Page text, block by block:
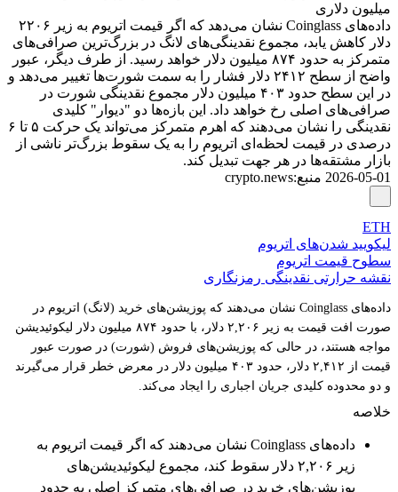
میلیون دلاری
داده‌های Coinglass نشان می‌دهد که اگر قیمت اتریوم به زیر ۲۲۰۶
دلار کاهش یابد، مجموع نقدینگی‌های لانگ در بزرگ‌ترین صرافی‌های
متمرکز به حدود ۸۷۴ میلیون دلار خواهد رسید. از طرف دیگر، عبور
واضح از سطح ۲۴۱۲ دلار فشار را به سمت شورت‌ها تغییر می‌دهد و
در این سطح حدود ۴۰۳ میلیون دلار مجموع نقدینگی شورت در
صرافی‌های اصلی رخ خواهد داد. این بازه‌ها دو "دیوار" کلیدی
نقدینگی را نشان می‌دهند که اهرم متمرکز می‌تواند یک حرکت ۵ تا ۶
درصدی در قیمت لحظه‌ای اتریوم را به یک سقوط بزرگ‌تر ناشی از
بازار مشتقه‌ها در هر جهت تبدیل کند.
2026-05-01 منبع:
crypto.news
ETH
لیکویید شدن‌های اتریوم
سطوح قیمت اتریوم
نقشه حرارتی نقدینگی رمزنگاری
داده‌های Coinglass نشان می‌دهند که پوزیشن‌های خرید (لانگ) اتریوم در
صورت افت قیمت به زیر ۲,۲۰۶ دلار، با حدود ۸۷۴ میلیون دلار لیکوئیدیشن
مواجه هستند، در حالی که پوزیشن‌های فروش (شورت) در صورت عبور
قیمت از ۲,۴۱۲ دلار، حدود ۴۰۳ میلیون دلار در معرض خطر قرار می‌گیرند
و دو محدوده کلیدی جریان اجباری را ایجاد می‌کند.
خلاصه
داده‌های Coinglass نشان می‌دهند که اگر قیمت اتریوم به
زیر ۲,۲۰۶ دلار سقوط کند، مجموع لیکوئیدیشن‌های
پوزیشن‌های خرید در صرافی‌های متمرکز اصلی به حدود